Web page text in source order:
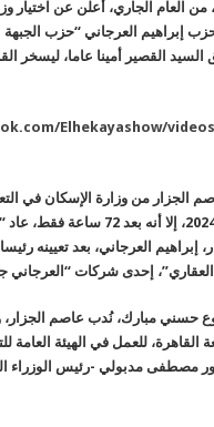
إبراهيم العرجاني “حزب الجبهة
السيد القصير أمينا عاما، ليسخر
Elhekayashow/videos/
يوليو الماضي 2024، إلا أنه
إبراهيم العرجاني، بعد تعيينه
العقاري”، إحدى شركات
حسني مبارك، نُدب عاصم الجزار،
القاهرة، للعمل في الهيئة العامة
مصطفى مدبولي -رئيس الوزراء